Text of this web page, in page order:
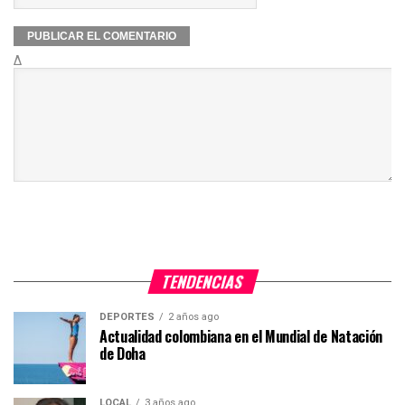
Δ
TENDENCIAS
DEPORTES 2 años ago
Actualidad colombiana en el Mundial de Natación
de Doha